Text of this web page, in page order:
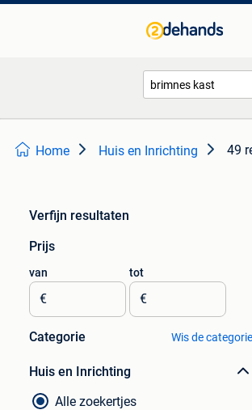
Home Huis en Inrichting 49
Verfijn resultaten
Prijs
van
€
tot
€
Categorie Wis de categorie
Huis en Inrichting
Alle zoekertjes